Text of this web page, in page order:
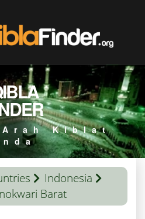
Arah Kiblat
Indonesia
Barat